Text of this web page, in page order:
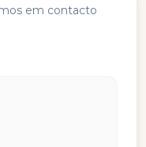
em contacto